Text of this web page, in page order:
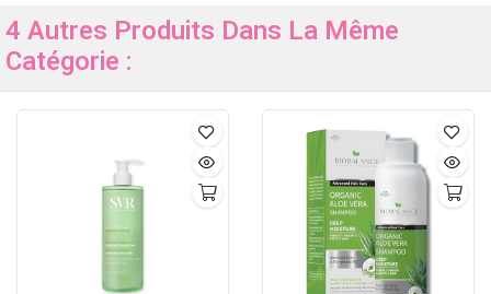
4 Autres Produits Dans La Même
Catégorie :